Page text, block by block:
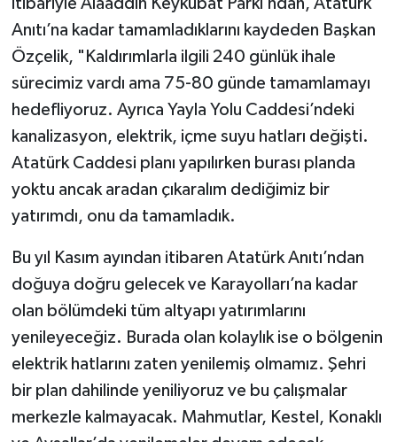
Anıtı’na kadar tamamladıklarını kaydeden Başkan
Özçelik, "Kaldırımlarla ilgili 240 günlük ihale
sürecimiz vardı ama 75-80 günde tamamlamayı
hedefliyoruz. Ayrıca Yayla Yolu Caddesi’ndeki
kanalizasyon, elektrik, içme suyu hatları değişti.
Atatürk Caddesi planı yapılırken burası planda
yoktu ancak aradan çıkaralım dediğimiz bir
yatırımdı, onu da tamamladık.
Bu yıl Kasım ayından itibaren Atatürk Anıtı’ndan
doğuya doğru gelecek ve Karayolları’na kadar
olan bölümdeki tüm altyapı yatırımlarını
yenileyeceğiz. Burada olan kolaylık ise o bölgenin
elektrik hatlarını zaten yenilemiş olmamız. Şehri
bir plan dahilinde yeniliyoruz ve bu çalışmalar
merkezle kalmayacak. Mahmutlar, Kestel, Konaklı